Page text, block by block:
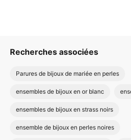
Recherches associées
Parures de bijoux de mariée en perles
ensembles de bijoux en or blanc
ensembles de bijoux en strass noirs
ensemble de bijoux en perles noires